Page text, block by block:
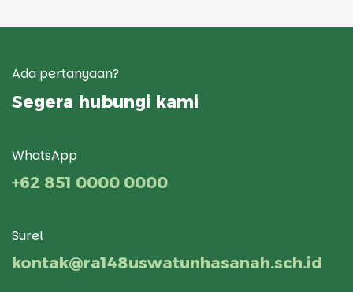
Ada pertanyaan?
Segera hubungi kami
WhatsApp
+62 851 0000 0000
Surel
kontak@ra148uswatunhasanah.sch.id